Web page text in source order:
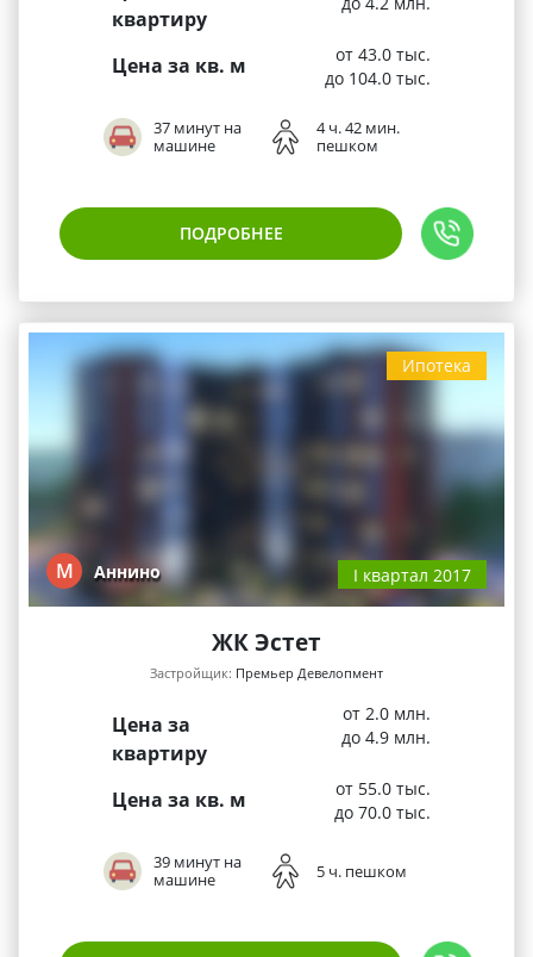
квартиру
Цена за кв. м
от 43.0 тыс.
до 104.0 тыс.
37 минут на
машине
4 ч. 42 мин.
пешком
ПОДРОБНЕЕ
Ипотека
М Аннино I квартал 2017
ЖК Эстет
Застройщик: Премьер Девелопмент
Цена за
квартиру
от 2.0 млн.
до 4.9 млн.
Цена за кв. м
от 55.0 тыс.
до 70.0 тыс.
39 минут на
машине
5 ч. пешком